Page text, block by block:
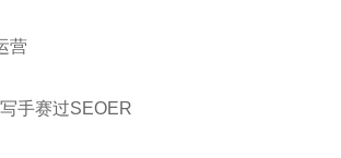
营
手赛过SEOER